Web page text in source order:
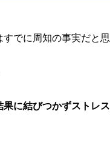
でに周知の事実だと思
に結びつかずストレ